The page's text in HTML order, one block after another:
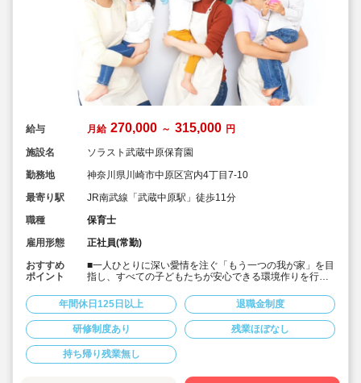
給与 月給 270,000 ～ 315,000 円
施設名
ソラスト武蔵中原保育園
勤務地
神奈川県川崎市中原区宮内4丁目7-10
最寄り駅
JR南武線「武蔵中原駅」徒歩11分
職種
保育士
雇用形態
正社員(常勤)
おすすめ
ポイント
■一人ひとりに深い愛情を注ぐ「もう一つの我が家」を目
指し、すべての子どもたちが安心できる環境作りを行っ
■月給27万以上の好待遇♪
■入社月より初年度分の有給休暇10日を付与します！
■年間休日125日以上でプライベート充実！
■書類業務は簡単なタブレット入力♪
■大手安定企業♪福利厚生も充実♪
■20代～70代まで幅広い年齢層でどのライフイベントに
も対応できる環境です
年間休日125日以上 退職金制度
研修制度あり 残業ほぼなし
持ち帰り残業無し